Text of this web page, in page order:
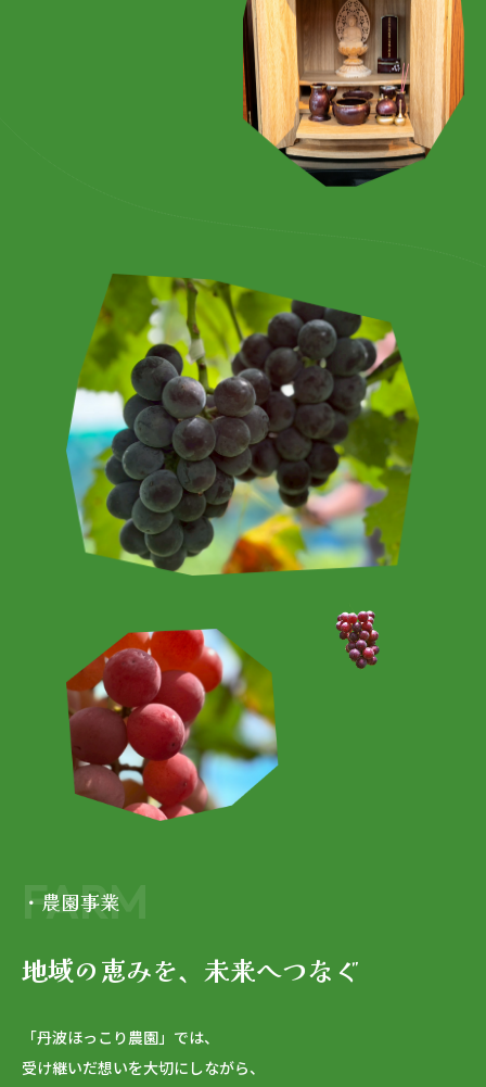
・農園事業
FARM
地域の恵みを、未来へつなぐ
「丹波ほっこり農園」では、
受け継いだ想いを大切にしながら、